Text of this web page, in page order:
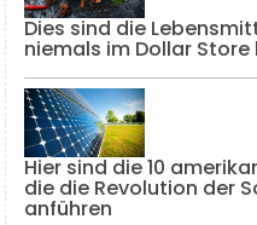
Dies sind die
niemals im Dollar
Hier sind die 10
die die Revolution der
anführen